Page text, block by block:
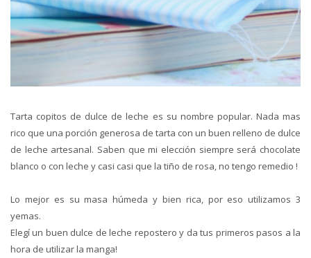
Tarta copitos de dulce de leche es su nombre popular. Nada mas
rico que una porción generosa de tarta con un buen relleno de dulce
de leche artesanal. Saben que mi elección siempre será chocolate
blanco o con leche y casi casi que la tiño de rosa, no tengo remedio !
Lo mejor es su masa húmeda y bien rica, por eso utilizamos 3
yemas.
Elegí un buen dulce de leche repostero y da tus primeros pasos a la
hora de utilizar la manga!